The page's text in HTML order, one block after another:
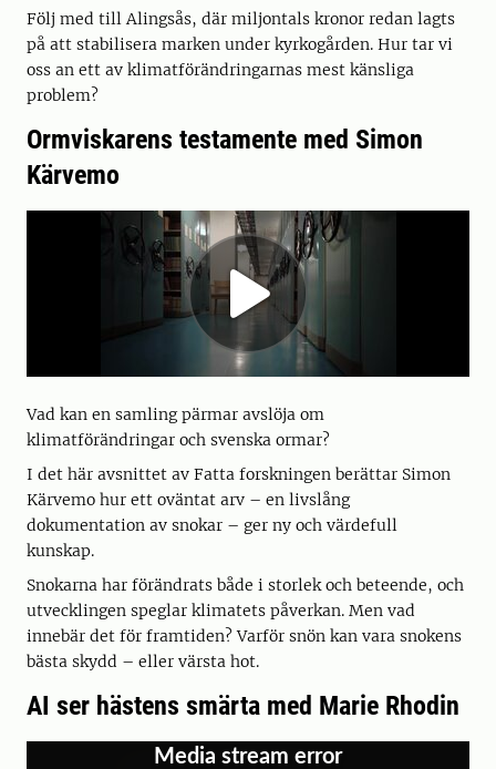
Följ med till Alingsås, där miljontals kronor redan lagts
på att stabilisera marken under kyrkogården. Hur tar vi
oss an ett av klimatförändringarnas mest känsliga
problem?
Ormviskarens testamente med Simon
Kärvemo
Vad kan en samling pärmar avslöja om
klimatförändringar och svenska ormar?
I det här avsnittet av Fatta forskningen berättar Simon
Kärvemo hur ett oväntat arv – en livslång
dokumentation av snokar – ger ny och värdefull
kunskap.
Snokarna har förändrats både i storlek och beteende, och
utvecklingen speglar klimatets påverkan. Men vad
innebär det för framtiden? Varför snön kan vara snokens
bästa skydd – eller värsta hot.
AI ser hästens smärta med Marie Rhodin